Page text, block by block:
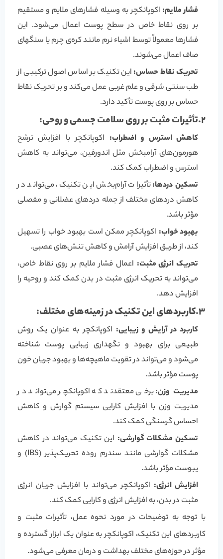
فشار ملایم: اکوپانکچر به وسیله فشارهای ملایم و مستقیم
بر روی نقاط خاص در سطح پوست اعمال می‌شود. این
فشارها معمولاً توسط اشیاء نرم مانند کره‌ی چرم یا سنگهای
صاف اعمال می‌شوند.
تحریک نقاط حساس: این تکنیک بر اساس اصول ترکیبی از
طب سنتی شرقی و علم غربی عمل می‌کند و بر تحریک نقاط
حساس بر روی پوست تأکید دارد.
2.تأثیرات مثبت بر روی سلامت جسمی و روحی:
کاهش استرس و اضطراب: اکوپانکچر با افزایش ترشح
هورمون‌های آرامبخش مثل اندورفین، می‌تواند به کاهش
استرس و اضطراب کمک کند.
تسکین دردها:تأثیرات آرام‌بخش این تکنیک، می‌تواند در
کاهش دردهای مختلف از جمله دردهای عضلانی و مفصلی
مؤثر باشد.
بهبود خواب: اکوپانکچر ممکن است بهبود خواب را تسهیل
کند، از طریق افزایش آرامش و کاهش تنش‌های عصبی.
تحریک انرژی مثبت: اعمال فشار ملایم بر روی نقاط خاص،
می‌تواند به تحریک انرژی مثبت در بدن کمک کند و روحیه را
افزایش دهد.
3.کاربردهای این تکنیک در زمینه‌های مختلف:
کاربرد در آرایش و زیبایی: اکوپانکچر به عنوان یک روش
طبیعی برای بهبود و نگهداری زیبایی پوست شناخته
می‌شود و می‌تواند در تقویت ماهیچه‌ها و بهبود جریان خون
پوست مؤثر باشد.
مدیریت وزن:برخی معتقدند که اکوپانکچر می‌تواند در
مدیریت وزن با افزایش کارایی سیستم گوارش و کاهش
احساس گرسنگی کمک کند.
تسکین مشکلات گوارشی: این تکنیک می‌تواند در کاهش
مشکلات گوارشی مانند سندرم روده تحریک‌پذیر (IBS) و
یبوست مؤثر باشد.
افزایش انرژی: اکوپانکچر می‌تواند با افزایش جریان انرژی
مثبت در بدن، به افزایش انرژی و کارایی کمک کند.
با توجه به توضیحات در مورد نحوه عمل، تأثیرات مثبت و
کاربردهای این تکنیک، اکوپانکچر به عنوان یک ابزار گسترده و
مؤثر در حوزه‌های مختلف بهداشت و درمان معرفی می‌شود.